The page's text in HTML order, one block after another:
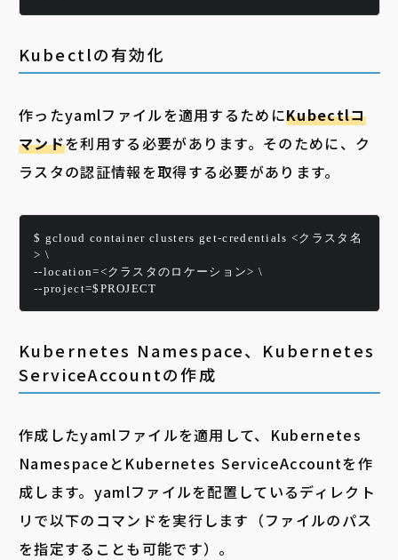
Kubectlの有効化
作ったyamlファイルを適用するためにKubectlコ
マンドを利用する必要があります。そのために、ク
ラスタの認証情報を取得する必要があります。
$ gcloud container clusters get-credentials <クラスタ名
> \
--location=<クラスタのロケーション> \
--project=$PROJECT
Kubernetes Namespace、Kubernetes
ServiceAccountの作成
作成したyamlファイルを適用して、Kubernetes
NamespaceとKubernetes ServiceAccountを作
成します。yamlファイルを配置しているディレクト
リで以下のコマンドを実行します（ファイルのパス
を指定することも可能です）。